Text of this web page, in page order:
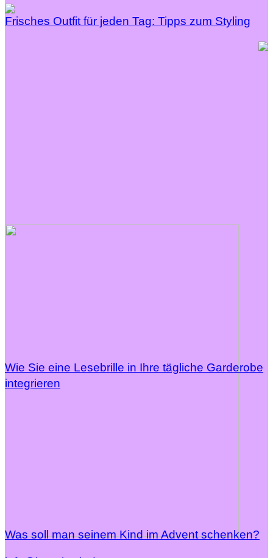
Frisches Outfit für jeden Tag: Tipps zum Styling
Wie Sie eine Lesebrille in Ihre tägliche Garderobe
integrieren
Was soll man seinem Kind im Advent schenken?